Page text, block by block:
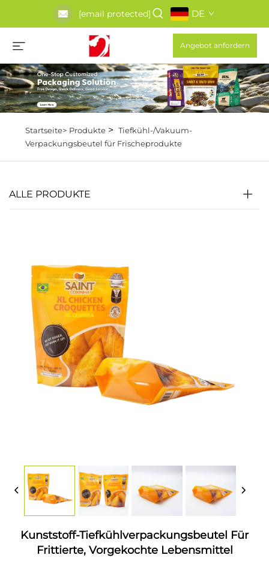
[email protected] DE
Angebot anfordern
Startseite> Produkte> Tiefkühl-/Vakuum-
Verpackungsbeutel für Frischeprodukte
ALLE PRODUKTE
Kunststoff-Tiefkühlverpackungsbeutel Für
Frittierte, Vorgekochte Lebensmittel